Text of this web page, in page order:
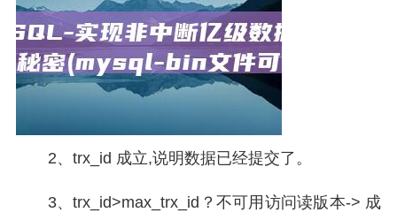
2、trx_id 成立,说明数据已经提交了。
3、trx_id>max_trx_id？不可用访问读版本-> 成